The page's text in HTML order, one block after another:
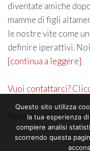
diventate amiche
mamme di figli
le nostre vite come
definire iperattivi.
[continua a leggere]
Vuoi contattarci?
Resta in contatto.
Questo sito utilizza
la tua esperienza
compiere analisi
scorrendo questa